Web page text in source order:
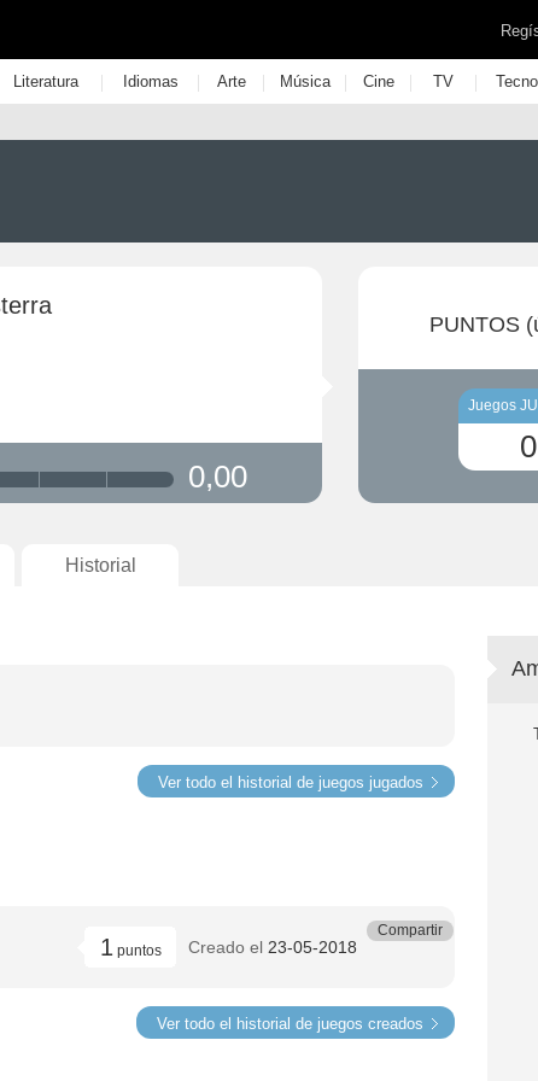
Literatura | Idiomas | Arte | Música | Cine | TV |
0,00
PUNTOS
Juegos
0
Historial
Ver todo el historial de juegos jugados
1puntos Creado el 23-05-2018
Compartir
Ver todo el historial de juegos creados